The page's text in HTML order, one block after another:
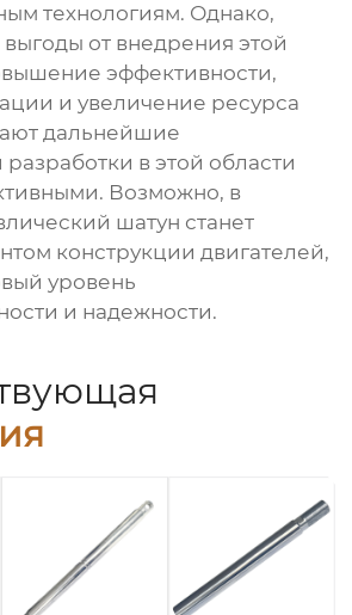
технологиям. Однако,
от внедрения этой
эффективности,
и увеличение ресурса
дальнейшие
в этой области
Возможно, в
шатун станет
конструкции двигателей,
уровень
и надежности.